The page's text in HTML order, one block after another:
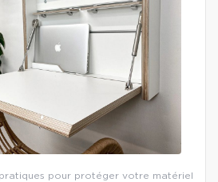
pour protéger votre matériel